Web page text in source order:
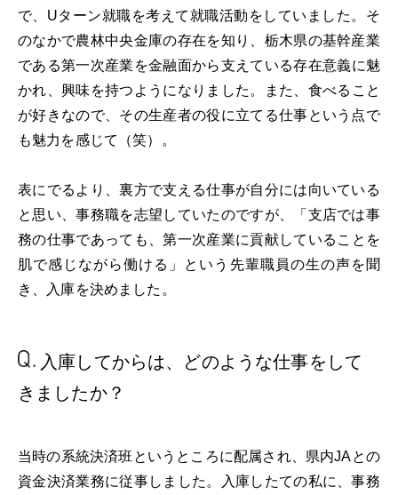
で、Uターン就職を考えて就職活動をしていました。そ
のなかで農林中央金庫の存在を知り、栃木県の基幹産業
である第一次産業を金融面から支えている存在意義に魅
かれ、興味を持つようになりました。また、食べること
が好きなので、その生産者の役に立てる仕事という点で
も魅力を感じて（笑）。
表にでるより、裏方で支える仕事が自分には向いている
と思い、事務職を志望していたのですが、「支店では事
務の仕事であっても、第一次産業に貢献していることを
肌で感じながら働ける」という先輩職員の生の声を聞
き、入庫を決めました。
入庫してからは、 どのような仕事を して
きましたか？
当時の系統決済班というところに配属され、県内JAとの
資金決済業務に従事しました。入庫したての私に、事務